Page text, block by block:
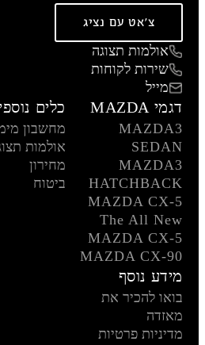
צ'אט עם נציג
אולמות תצוגה
שירות לקוחות
מייל
דגמי MAZDA
MAZDA3
SEDAN
MAZDA3
HATCHBACK
MAZDA CX-5
The All New
MAZDA CX-5
MAZDA CX-90
כלים נוספים
מחשבון מימון
אולמות תצוגה
מחירון
ביטוח
מידע נוסף
בואו להכיר את
מאזדה
מדיניות פרטיות